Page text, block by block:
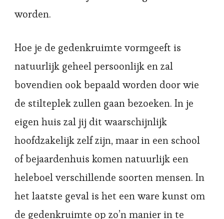
worden.
Hoe je de gedenkruimte vormgeeft is
natuurlijk geheel persoonlijk en zal
bovendien ook bepaald worden door wie
de stilteplek zullen gaan bezoeken. In je
eigen huis zal jij dit waarschijnlijk
hoofdzakelijk zelf zijn, maar in een school
of bejaardenhuis komen natuurlijk een
heleboel verschillende soorten mensen. In
het laatste geval is het een ware kunst om
de gedenkruimte op zo’n manier in te